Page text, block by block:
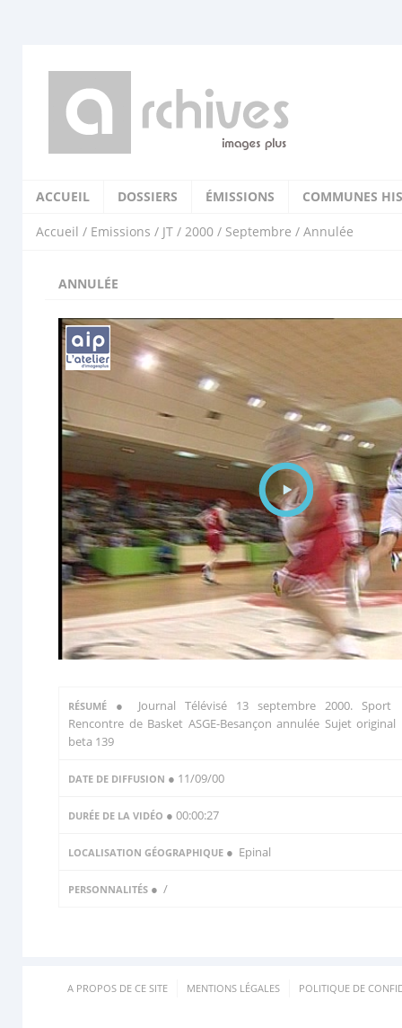
ACCUEIL DOSSIERS ÉMISSIONS COMMUNES
Accueil / Emissions / JT / 2000 / Septembre / Annulée
ANNULÉE
RÉSUMÉ ● Journal Télévisé 13 septembre 2000. Sport
Rencontre de Basket ASGE-Besançon annulée Sujet original
beta 139
DATE DE DIFFUSION ● 11/09/00
DURÉE DE LA VIDÉO ● 00:00:27
LOCALISATION GÉOGRAPHIQUE ● Epinal
PERSONNALITÉS ● /
A PROPOS DE CE SITE MENTIONS LÉGALES POLITIQUE DE